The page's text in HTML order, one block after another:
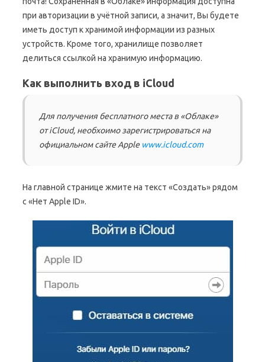
при авторизации в учётной записи, а значит, Вы будете
иметь доступ к хранимой информации из разных
устройств. Кроме того, хранилище позволяет
делиться ссылкой на хранимую информацию.
Как выполнить вход в iCloud
Для получения бесплатного места в «Облаке»
от iCloud, необхоимо зарегистрироваться на
официальном сайте Apple www.icloud.com
На главной странице жмите на текст «Создать» рядом
с «Нет Apple ID».